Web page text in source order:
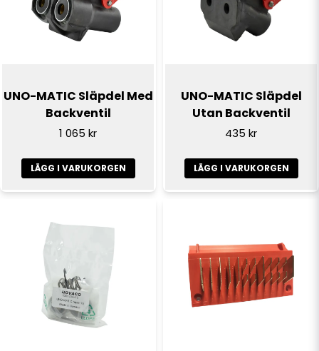
UNO-MATIC Släpdel Med
Backventil
1 065 kr
LÄGG I VARUKORGEN
UNO-MATIC Släpdel
Utan Backventil
435 kr
LÄGG I VARUKORGEN